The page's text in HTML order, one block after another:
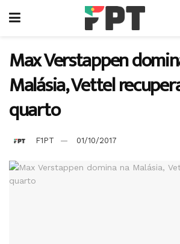
Max Verstappen
Malásia, Vettel
quarto
F1PT 01/10/2017